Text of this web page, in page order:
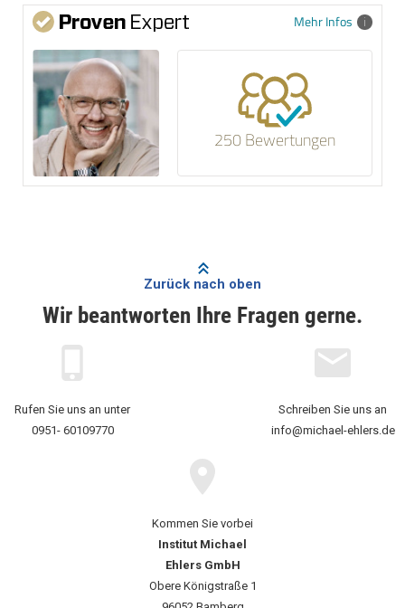
Mehr Infos
250 Bewertungen
Wir beantworten Ihre Fragen gerne.
Zurück nach oben
Rufen Sie uns an unter
0951- 60109770
Schreiben Sie uns an
info@michael-ehlers.de
Kommen Sie vorbei
Institut Michael
Ehlers GmbH
Obere Königstraße 1